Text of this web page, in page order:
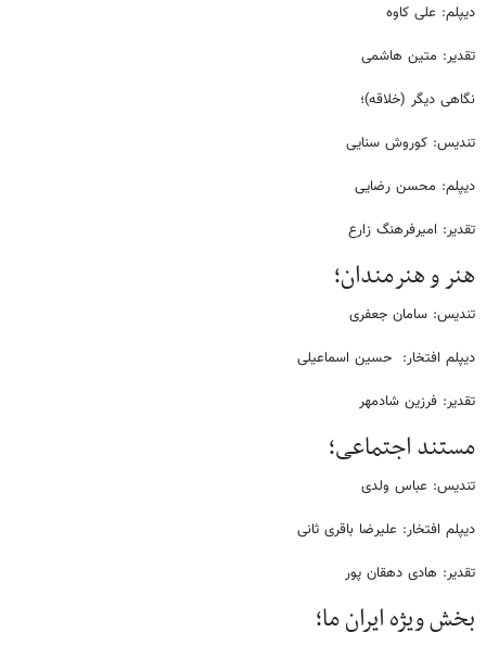
دیپلم: علی کاوه
تقدیر: متین هاشمی
نگاهی دیگر (خلاقه)؛
تندیس: کوروش سنایی
دیپلم: محسن رضایی
تقدیر: امیرفرهنگ زارع
هنر و هنرمندان؛
تندیس: سامان جعفری
دیپلم افتخار: حسین اسماعیلی
تقدیر: فرزین شادمهر
مستند اجتماعی؛
تندیس: عباس ولدی
دیپلم افتخار: علیرضا باقری ثانی
تقدیر: هادی دهقان پور
بخش ویژه ایران ما؛